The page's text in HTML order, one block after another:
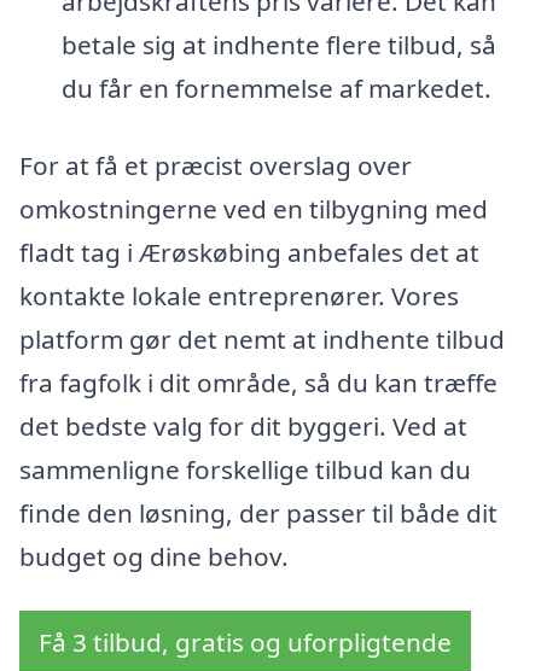
betale sig at indhente flere tilbud, så
du får en fornemmelse af markedet.
For at få et præcist overslag over
omkostningerne ved en tilbygning med
fladt tag i Ærøskøbing anbefales det at
kontakte lokale entreprenører. Vores
platform gør det nemt at indhente tilbud
fra fagfolk i dit område, så du kan træffe
det bedste valg for dit byggeri. Ved at
sammenligne forskellige tilbud kan du
finde den løsning, der passer til både dit
budget og dine behov.
Få 3 tilbud, gratis og uforpligtende